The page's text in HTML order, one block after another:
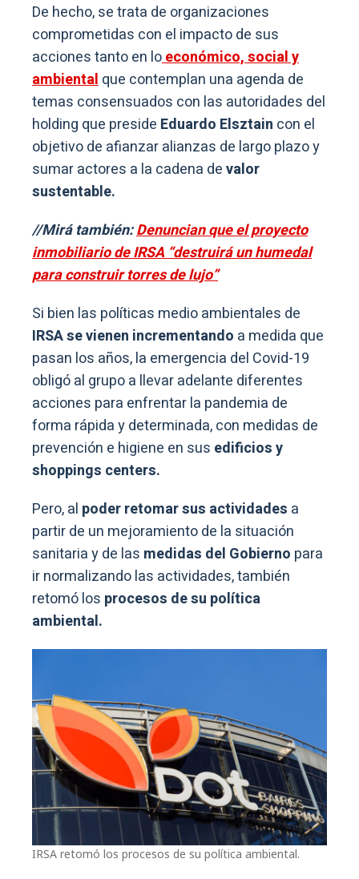
De hecho, se trata de organizaciones
comprometidas con el impacto de sus
acciones tanto en loeconómico, social y
ambientalque contemplan una agenda de
temas consensuados con las autoridades del
holding que preside Eduardo Elsztain con el
objetivo de afianzar alianzas de largo plazo y
sumar actores a la cadena devalor
sustentable.
//Mirá también:Denuncian que el proyecto
inmobiliario de IRSA “destruirá un humedal
para construir torres de lujo”
Si bien las políticas medio ambientales de
IRSA se vienen incrementando a medida que
pasan los años, la emergencia del Covid-19
obligó al grupo a llevar adelante diferentes
acciones para enfrentar la pandemia de
forma rápida y determinada, con medidas de
prevención e higiene en sus edificios y
shoppings centers.
Pero, al poder retomar sus actividades a
partir de un mejoramiento de la situación
sanitaria y de las medidas del Gobierno para
ir normalizando las actividades, también
retomó los procesos de su política
ambiental.
IRSA retomó los procesos de su política ambiental.